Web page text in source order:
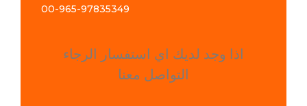
00-965-97835349
اذا وجد لديك اي استفسار الرجاء
التواصل معنا